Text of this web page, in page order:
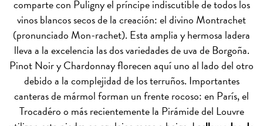
comparte con Puligny el príncipe indiscutible de todos los
vinos blancos secos de la creación: el divino Montrachet
(pronunciado Mon-rachet). Esta amplia y hermosa ladera
lleva a la excelencia las dos variedades de uva de Borgoña.
Pinot Noir y Chardonnay florecen aquí uno al lado del otro
debido a la complejidad de los terruños. Importantes
canteras de mármol forman un frente rocoso: en París, el
Trocadéro o más recientemente la Pirámide del Louvre